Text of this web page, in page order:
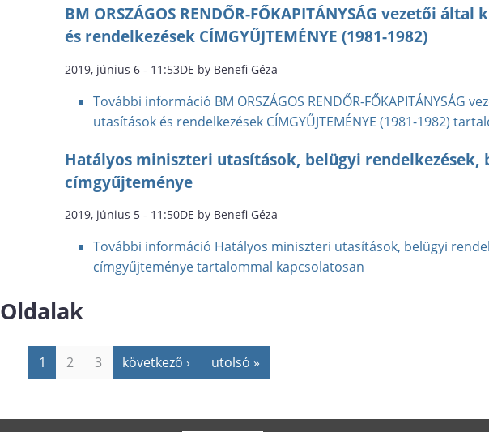
BM ORSZÁGOS RENDŐR-FŐKAPITÁNYSÁG vezetői
és rendelkezések CÍMGYŰJTEMÉNYE (1981-1982)
2019, június 6 - 11:53DE by Benefi Géza
További információ BM ORSZÁGOS RENDŐR-FŐKAPITÁNYSÁG
utasítások és rendelkezések CÍMGYŰJTEMÉNYE (1981-1982)
Hatályos miniszteri utasítások, belügyi
címgyűjteménye
2019, június 5 - 11:50DE by Benefi Géza
További információ Hatályos miniszteri utasítások, belügyi
címgyűjteménye tartalommal kapcsolatosan
Oldalak
1 2 3 következő › utolsó »